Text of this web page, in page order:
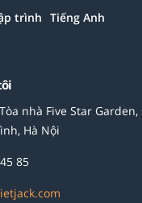
trình Tiếng Anh
nhà Five Star
Hà Nội
85